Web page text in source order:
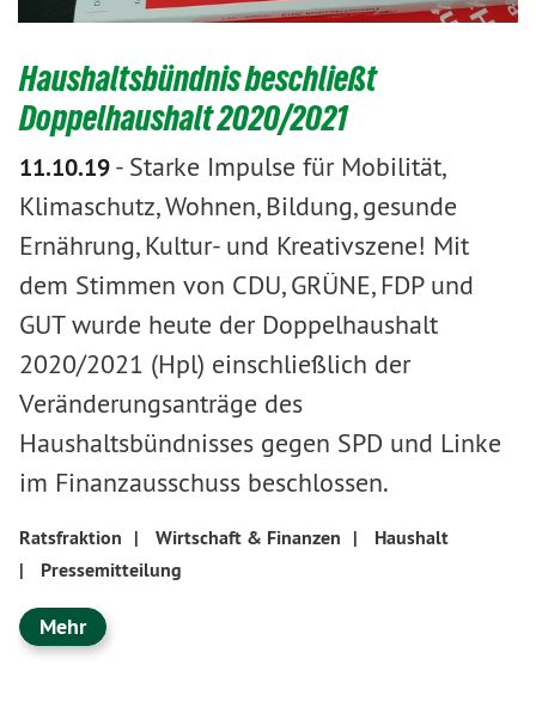
Haushaltsbündnis beschließt
Doppelhaushalt 2020/2021
11.10.19- Starke Impulse für Mobilität,
Klimaschutz, Wohnen, Bildung, gesunde
Ernährung, Kultur- und Kreativszene! Mit
dem Stimmen von CDU, GRÜNE, FDP und
GUT wurde heute der Doppelhaushalt
2020/2021 (Hpl) einschließlich der
Veränderungsanträge des
Haushaltsbündnisses gegen SPD und Linke
im Finanzausschuss beschlossen.
Ratsfraktion | Wirtschaft & Finanzen |
Haushalt
|
Pressemitteilung
Mehr